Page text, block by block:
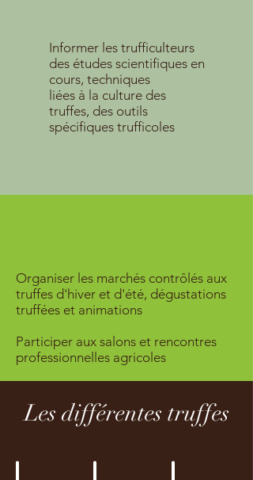
Informer les trufficulteurs
des études scientifiques en
cours, techniques
liées à la culture des
truffes, des outils
spécifiques trufficoles
Organiser les marchés contrôlés aux
truffes d'hiver et d'été, dégustations
truffées et animations
Participer aux salons et rencontres
professionnelles agricoles
Les différentes truffes